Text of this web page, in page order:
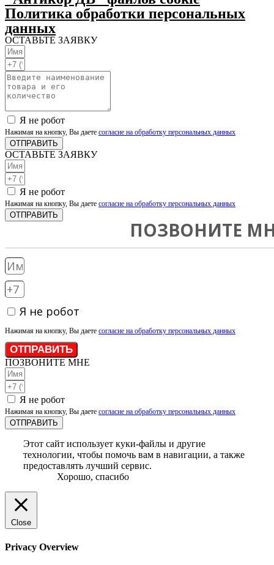
Политика обработки персональных
данных
ОСТАВЬТЕ ЗАЯВКУ
Я не робот
Нажимая на кнопку, Вы даете согласие на обработку персональных данных
ОТПРАВИТЬ
ОСТАВЬТЕ ЗАЯВКУ
Я не робот
Нажимая на кнопку, Вы даете согласие на обработку персональных данных
ОТПРАВИТЬ
ПОЗВОНИТЕ
Я не робот
Нажимая на кнопку, Вы даете согласие на обработку персональных данных
ОТПРАВИТЬ
ПОЗВОНИТЕ МНЕ
Я не робот
Нажимая на кнопку, Вы даете согласие на обработку персональных данных
ОТПРАВИТЬ
Этот сайт использует куки-файлы и другие
технологии, чтобы помочь вам в навигации, а также
предоставлять лучший сервис.
Хорошо, спасибо
Close
Privacy Overview